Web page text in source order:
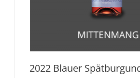
2022 Blauer